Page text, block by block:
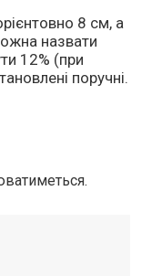
8 см, а
назвати
12% (при
поручні.